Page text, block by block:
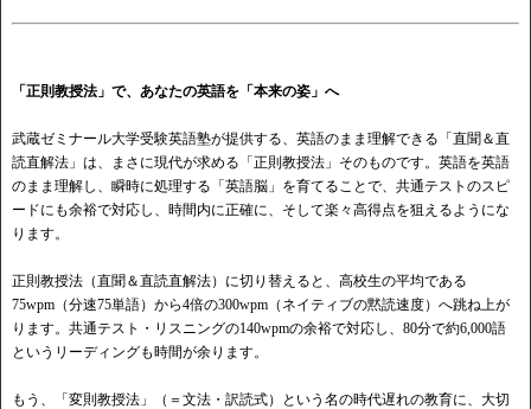
「正則教授法」で、あなたの英語を「本来の姿」へ
武蔵ゼミナール大学受験英語塾が提供する、英語のまま理解できる「直聞＆直
読直解法」は、まさに現代が求める「正則教授法」そのものです。英語を英語
のまま理解し、瞬時に処理する「英語脳」を育てることで、共通テストのスピ
ードにも余裕で対応し、時間内に正確に、そして楽々高得点を狙えるようにな
ります。
正則教授法（直聞＆直読直解法）に切り替えると、高校生の平均である
75wpm（分速75単語）から4倍の300wpm（ネイティブの黙読速度）へ跳ね上が
ります。共通テスト・リスニングの140wpmの余裕で対応し、80分で約6,000語
というリーディングも時間が余ります。
もう、「変則教授法」（＝文法・訳読式）という名の時代遅れの教育に、大切